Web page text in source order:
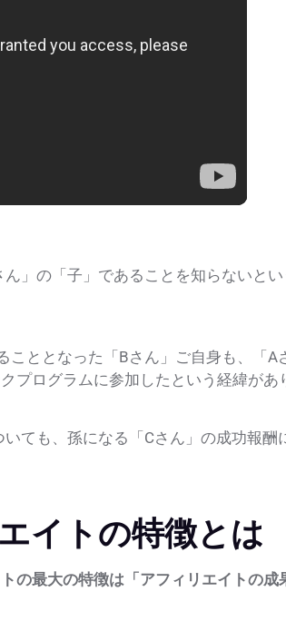
」の「子」であることを知らないと
ととなった「Bさん」ご自身も、「A
プログラムに参加したという経緯があ
ても、孫になる「Cさん」の成功報酬
イトの特徴とは
の最大の特徴は「アフィリエイトの成